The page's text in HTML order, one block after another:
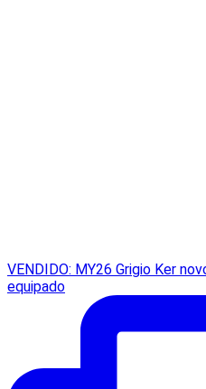
VENDIDO: MY26 Grigio Ker
equipado